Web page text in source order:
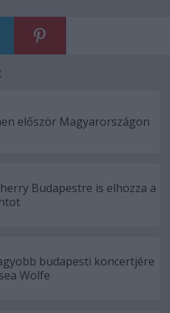
először Magyarországon
Budapestre is elhozza a
budapesti koncertjére
Wolfe